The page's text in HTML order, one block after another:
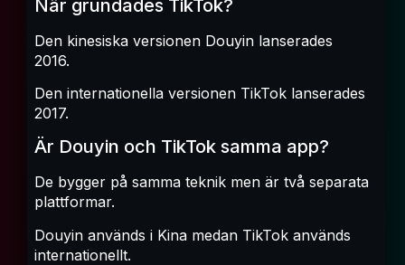
När grundades TikTok?
Den kinesiska versionen Douyin lanserades
2016.
Den internationella versionen TikTok lanserades
2017.
Är Douyin och TikTok samma app?
De bygger på samma teknik men är två separata
plattformar.
Douyin används i Kina medan TikTok används
internationellt.